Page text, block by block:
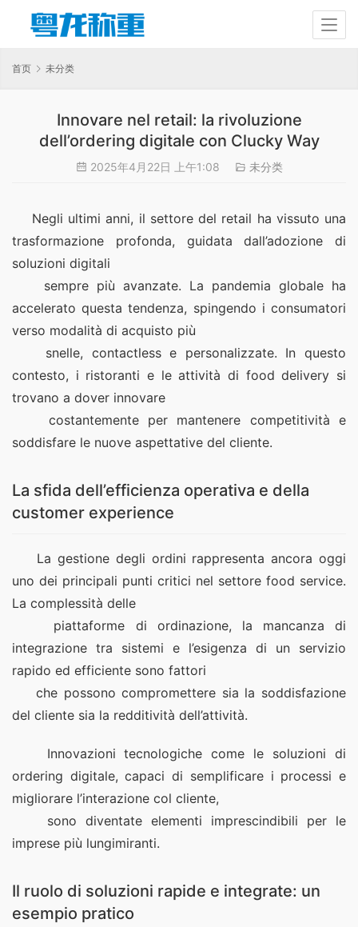
首页 未分类
Innovare nel retail: la rivoluzione
dell’ordering digitale con Clucky Way
2025年4月22日 上午1:08 未分类
trasformazione profonda, guidata dall’adozione di
soluzioni digitali
accelerato questa tendenza, spingendo i consumatori
verso modalità di acquisto più
contesto, i ristoranti e le attività di food delivery si
trovano a dover innovare
soddisfare le nuove aspettative del cliente.
La sfida dell’efficienza operativa e della
customer experience
uno dei principali punti critici nel settore food service.
La complessità delle
integrazione tra sistemi e l’esigenza di un servizio
rapido ed efficiente sono fattori
    che possono compromettere sia la soddisfazione
del cliente sia la redditività dell’attività.
ordering digitale, capaci di semplificare i processi e
migliorare l’interazione col cliente,
imprese più lungimiranti.
Il ruolo di soluzioni rapide e integrate: un
esempio pratico